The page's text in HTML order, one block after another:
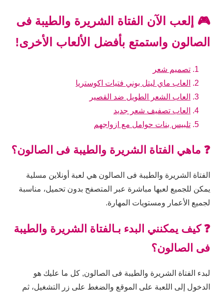
🎮 إلعب الآن الفتاة الشريرة والطيبة فى
الصالون واستمتع بأفضل الألعاب الأخرى!
تصميم شعر
العاب ماي ليتل بوني فتيات اكوستريا
العاب الشعر الطويل ضد القصير
العاب تصفيف شعر جديد
تلبيس بنات حوامل مع ازواجهم
❓ ماهي الفتاة الشريرة والطيبة فى الصالون؟
الفتاة الشريرة والطيبة فى الصالون هي لعبة أونلاين مسلية
يمكن للجميع لعبها مباشرة عبر المتصفح بدون تحميل، مناسبة
لجميع الأعمار ومستويات المهارة.
❓ كيف يمكنني البدء بـالفتاة الشريرة والطيبة
فى الصالون؟
لبدء الفتاة الشريرة والطيبة فى الصالون, كل ما عليك هو
الدخول إلى اللعبة على الموقع والضغط على زر التشغيل، ثم